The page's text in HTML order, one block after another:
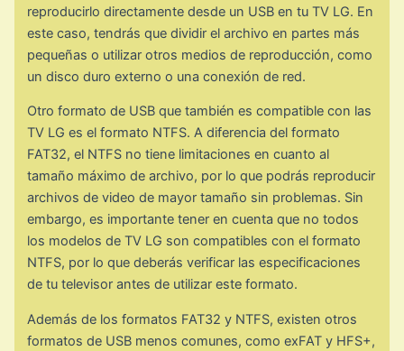
reproducirlo directamente desde un USB en tu TV LG. En
este caso, tendrás que dividir el archivo en partes más
pequeñas o utilizar otros medios de reproducción, como
un disco duro externo o una conexión de red.
Otro formato de USB que también es compatible con las
TV LG es el formato NTFS. A diferencia del formato
FAT32, el NTFS no tiene limitaciones en cuanto al
tamaño máximo de archivo, por lo que podrás reproducir
archivos de video de mayor tamaño sin problemas. Sin
embargo, es importante tener en cuenta que no todos
los modelos de TV LG son compatibles con el formato
NTFS, por lo que deberás verificar las especificaciones
de tu televisor antes de utilizar este formato.
Además de los formatos FAT32 y NTFS, existen otros
formatos de USB menos comunes, como exFAT y HFS+,